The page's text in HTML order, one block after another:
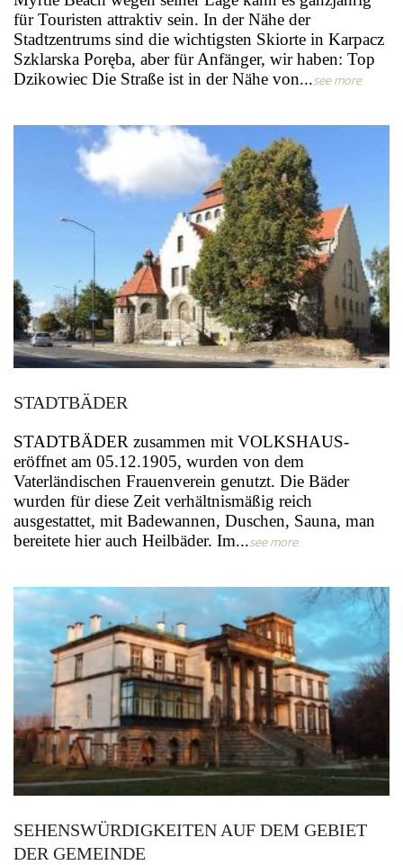
für Touristen attraktiv sein. In der Nähe der
Stadtzentrums sind die wichtigsten Skiorte in Karpacz
Szklarska Poręba, aber für Anfänger, wir haben: Top
Dzikowiec Die Straße ist in der Nähe von...see more
STADTBÄDER
STADTBÄDER zusammen mit VOLKSHAUS-
eröffnet am 05.12.1905, wurden von dem
Vaterländischen Frauenverein genutzt. Die Bäder
wurden für diese Zeit verhältnismäßig reich
ausgestattet, mit Badewannen, Duschen, Sauna, man
bereitete hier auch Heilbäder. Im...see more
SEHENSWÜRDIGKEITEN AUF DEM GEBIET
DER GEMEINDE